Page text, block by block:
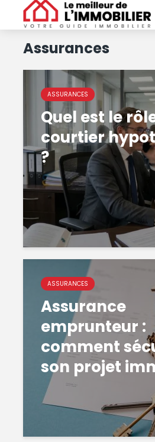
Assurances
ASSURANCES
Quel est le
courtier
?
ASSURANCES
Assurance
emprunteur :
comment
son projet